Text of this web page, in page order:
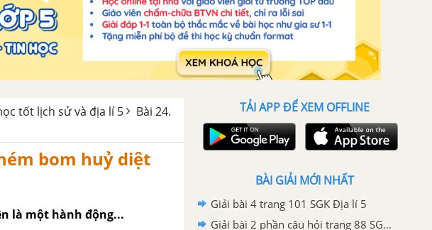
tốt lịch sử và địa lí 5
Bài 24.
bom huỷ diệt
là một hành động...
TẢI APP ĐỂ XEM OFFLINE
BÀI GIẢI MỚI NHẤT
Giải bài 4 trang 101 SGK Địa lí 5
Giải bài 2 phần câu hỏi trang 88 SGK Địa lí 5